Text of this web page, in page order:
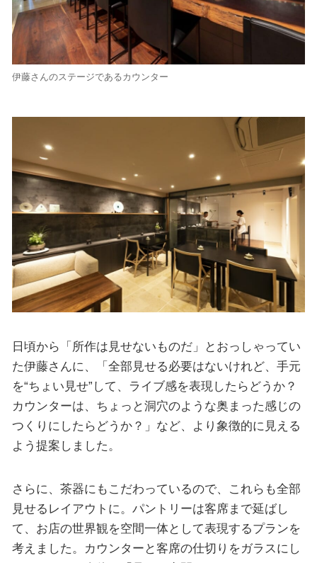
伊藤さんのステージであるカウンター
日頃から「所作は見せないものだ」とおっしゃってい
た伊藤さんに、「全部見せる必要はないけれど、手元
を“ちょい見せ”して、ライブ感を表現したらどうか？
カウンターは、ちょっと洞穴のような奥まった感じの
つくりにしたらどうか？」など、より象徴的に見える
よう提案しました。
さらに、茶器にもこだわっているので、これらも全部
見せるレイアウトに。パントリーは客席まで延ばし
て、お店の世界観を空間一体として表現するプランを
考えました。カウンターと客席の仕切りをガラスにし